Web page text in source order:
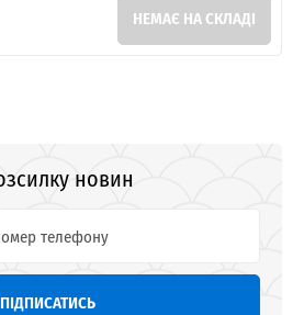
НЕМАЄ НА СКЛАДІ
новин
ПІДПИСАТИСЬ